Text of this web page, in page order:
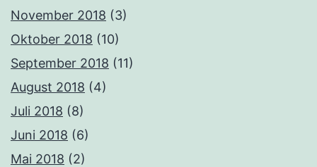
November 2018 (3)
Oktober 2018 (10)
September 2018 (11)
August 2018 (4)
Juli 2018 (8)
Juni 2018 (6)
Mai 2018 (2)